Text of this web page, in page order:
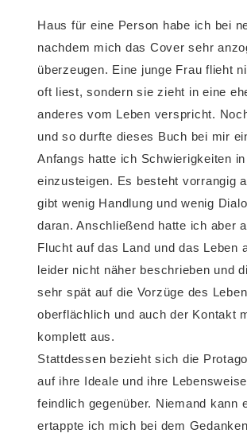
Haus für eine Person habe ich bei
nachdem mich das Cover sehr
überzeugen. Eine junge Frau flieht
oft liest, sondern sie zieht in eine
anderes vom Leben verspricht.
und so durfte dieses Buch bei mir
Anfangs hatte ich Schwierigkeiten
einzusteigen. Es besteht vorrangig
gibt wenig Handlung und wenig
daran. Anschließend hatte ich aber
Flucht auf das Land und das Leben
leider nicht näher beschrieben und
sehr spät auf die Vorzüge des
oberflächlich und auch der Kontakt
komplett aus.
Stattdessen bezieht sich die
auf ihre Ideale und ihre
feindlich gegenüber. Niemand kann
ertappte ich mich bei dem